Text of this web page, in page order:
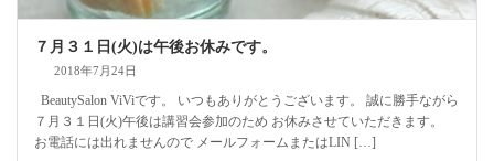
７月３１日(火)は午後お休みです。
2018年7月24日
BeautySalon ViViです。 いつもありがとうございます。 誠に勝手ながら
７月３１日(火)午後は講習会参加のため お休みさせていただきます。
お電話には出れませんので メールフォームまたはLIN […]